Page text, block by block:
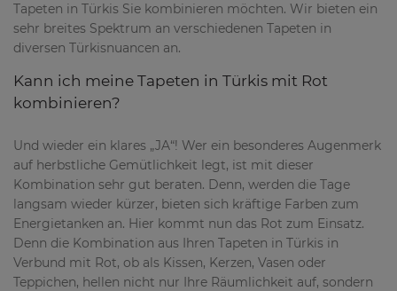
Tapeten in Türkis Sie kombinieren möchten. Wir bieten ein
sehr breites Spektrum an verschiedenen Tapeten in
diversen Türkisnuancen an.
Kann ich meine Tapeten in Türkis mit Rot
kombinieren?
Und wieder ein klares „JA“! Wer ein besonderes Augenmerk
auf herbstliche Gemütlichkeit legt, ist mit dieser
Kombination sehr gut beraten. Denn, werden die Tage
langsam wieder kürzer, bieten sich kräftige Farben zum
Energietanken an. Hier kommt nun das Rot zum Einsatz.
Denn die Kombination aus Ihren Tapeten in Türkis in
Verbund mit Rot, ob als Kissen, Kerzen, Vasen oder
Teppichen, hellen nicht nur Ihre Räumlichkeit auf, sondern